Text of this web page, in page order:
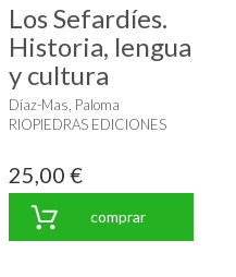
Los Sefardíes.
Historia, lengua
y cultura
Díaz-Mas, Paloma
RIOPIEDRAS EDICIONES
25,00 €
comprar